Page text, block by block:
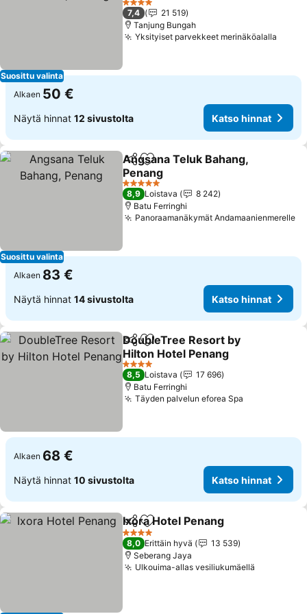
Suosittu valinta
Katso hinnat
4 Tähtiluokitus
7,4
21 519
Tanjung Bungah
Yksityiset parvekkeet merinäköalalla
Alkaen 50 €
Näytä hinnat 12 sivustolta Katso hinnat
Suosittu valinta
Jaa Lisää suosikkeihin
Angsana Teluk Bahang,
Penang
Katso hinnat
5 Tähtiluokitus
8,9 Loistava
8 242
Batu Ferringhi
Panoraamanäkymät Andamaanienmerelle
Alkaen 83 €
Näytä hinnat 14 sivustolta Katso hinnat
Jaa Lisää suosikkeihin
DoubleTree Resort by
Hilton Hotel Penang
Katso hinnat
4 Tähtiluokitus
8,5 Loistava
17 696
Batu Ferringhi
Täyden palvelun eforea Spa
Alkaen 68 €
Näytä hinnat 10 sivustolta Katso hinnat
Jaa Lisää suosikkeihin
Ixora Hotel Penang
4 Tähtiluokitus
8,0 Erittäin hyvä
13 539
Seberang Jaya
Ulkouima-allas vesiliukumäellä